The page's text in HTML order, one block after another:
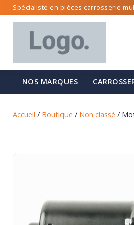
Spécialiste en pièces carrosserie
NOS MARQUES
Accueil / Boutique / Non classé /